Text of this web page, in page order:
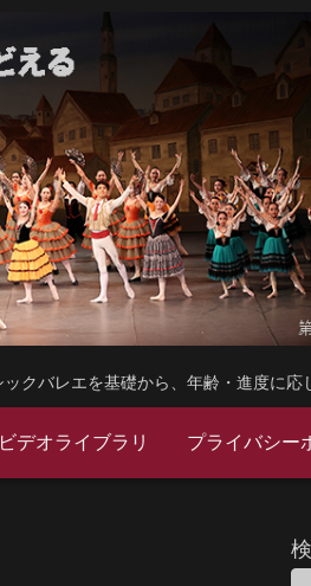
クバレエを基礎から、年齢・進度に応
ビデオライブラリ プライバシー